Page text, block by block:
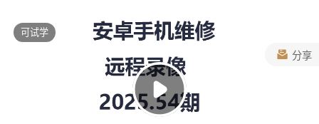
可试学
分享